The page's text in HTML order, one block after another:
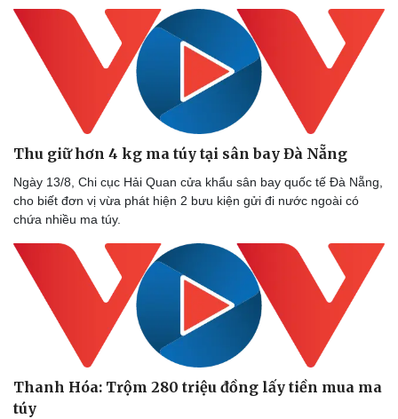
Thu giữ hơn 4 kg ma túy tại sân bay Đà Nẵng
Ngày 13/8, Chi cục Hải Quan cửa khẩu sân bay quốc tế Đà Nẵng,
cho biết đơn vị vừa phát hiện 2 bưu kiện gửi đi nước ngoài có
chứa nhiều ma túy.
Thanh Hóa: Trộm 280 triệu đồng lấy tiền mua ma
túy